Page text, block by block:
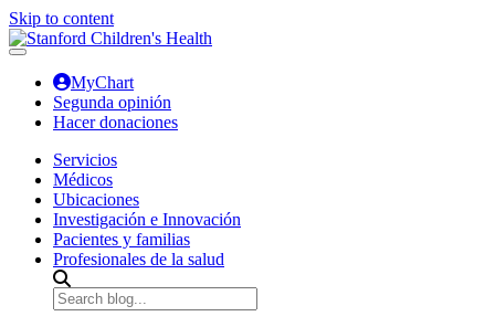
Skip to content
MyChart
Segunda opinión
Hacer donaciones
Servicios
Médicos
Ubicaciones
Investigación e Innovación
Pacientes y familias
Profesionales de la salud